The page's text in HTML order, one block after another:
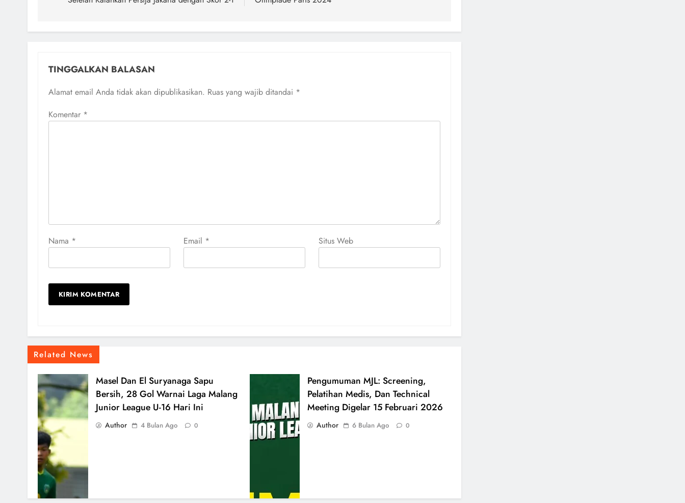
TINGGALKAN BALASAN
Alamat email Anda tidak akan dipublikasikan. Ruas yang wajib ditandai *
Komentar *
Nama * Email * Situs Web
Related News
Masel Dan El Suryanaga Sapu
Bersih, 28 Gol Warnai Laga Malang
Junior League U-16 Hari Ini
Author 4 Bulan Ago 0
Pengumuman MJL: Screening,
Pelatihan Medis, Dan Technical
Meeting Digelar 15 Februari 2026
Author 6 Bulan Ago 0